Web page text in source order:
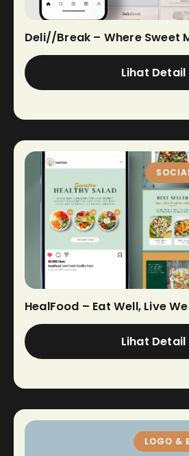
Deli//Break – Where Sweet
Lihat Detail
HealFood – Eat Well, Live
Lihat Detail
LOGO &